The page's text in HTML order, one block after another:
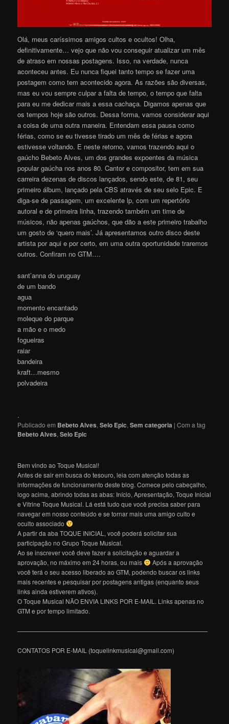
Olá, meus caríssimos amigos cultos e ocultos! Olha,
definitivamente… vejo que não vou conseguir atualizar um mês
de atraso em nossas postagens. Isso, na verdade, nunca
aconteceu antes. Eu nunca fiquei tanto tempo se fazer uma
postagem como tem acontecido agora. As razões são diversas,
mas eu vou sempre culpar a falta de tempo, o tempo que falta
para eu me dedicar mais a essa cachaça. Digamos apenas que
os tempos hoje são outros. Dessa forma, vamos considerar aqui
a coisa de uma outra maneira. Entendam essa pausa como
férias, como se eu tivesse tirado um mês de férias e agora
estivesse voltando. E neste retorno, vamos trazendo aqui o
gaúcho Bebeto Alves, um dos grandes expoentes da música
popular gaúcha nos anos 80. Cantor e compositor, tem em sua
carreira dezenas de discos lançados, sendo este, de 81, seu
primeiro álbum, lançado pela CBS através de seu selo Epic. E
diga-se de passagem, um excelente lp, com um repertório
autoral e de primeira linha, trazendo também um time de
músicos, não apenas gaúchos, que dão a este primeiro trabalho
um gosto de ‘quero mais’. Já apresentamos outro disco deste
artista por aqui e por certo, em uma outra oportunidade traremos
outros. Confiram no GTM….
sant’anna do uruguay
de um bando
agua
momento encantado
moleque do parque
a mão e o medo
fogueiras
raiar
bandeira
kraft…mesmo
polvadeira
.
Publicado em Bebeto Alves,Selo Epic,Sem categoria |Com a tag
Bebeto Alves,Selo Epic
Bem vindo ao Toque Musical!
Antes de sair em busca do tesouro, leia com atenção todas as
informações de funcionamento deste blog. Comece pelo cabeçalho,
logo acima, abrindo todas as abas: Início, Apresentação, Toque Inicial
e Vitrine Toque Musical. Lá está tudo que você precisa saber para
navegar em nosso conteúdo e se tornar mais uma amigo culto e
oculto associado
A partir da aba TOQUE INICIAL, você poderá solicitar sua
participação no Grupo Toque Musical.
Ao se inscrever você deve fazer a solicitação e aguardar a
aprovação, no máximo em 24 horas, ou mais
Após a aprovação
você terá o seu acesso liberado ao GTM, podendo buscar os links
mais recentes e pesquisar por postagens antigas (enquanto seus
links ainda estiverem ativos).
O Toque Musical NÃO ENVIA LINKS POR E-MAIL. Links apenas no
GTM e por tempo limitado.
———————————————————————————————
CONTATOS POR E-MAIL (toquelinkmusical@gmail.com)